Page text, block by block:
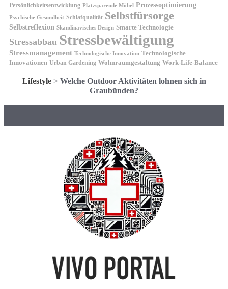
Persönlichkeitsentwicklung Platzsparende Möbel Prozessoptimierung
Psychische Gesundheit Schlafqualität Selbstfürsorge
Selbstreflexion Skandinavisches Design Smarte Technologie
Stressabbau Stressbewältigung
Stressmanagement Technologische Innovation Technologische
Innovationen Urban Gardening Wohnraumgestaltung Work-Life-Balance
Lifestyle> Welche Outdoor Aktivitäten lohnen sich in
Graubünden?